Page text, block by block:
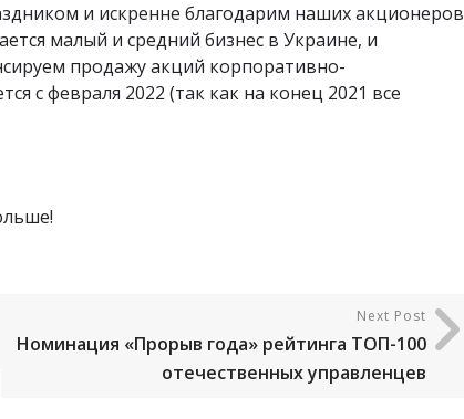
и искренне благодарим наших акционеров
малый и средний бизнес в Украине, и
продажу акций корпоративно-
с февраля 2022 (так как на конец 2021 все
Next Post
Номинация «Прорыв года» рейтинга ТОП-100
отечественных управленцев